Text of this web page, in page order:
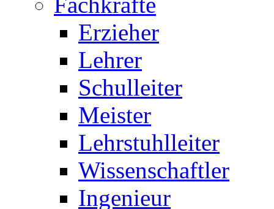
Erzieher
Lehrer
Schulleiter
Meister
Lehrstuhlleiter
Wissenschaftler
Ingenieur